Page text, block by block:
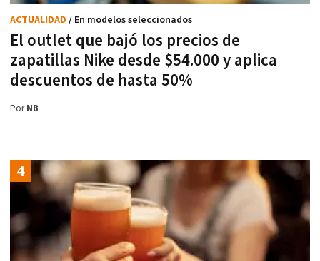
El outlet que bajó los precios de
zapatillas Nike desde $54.000 y aplica
descuentos de hasta 50%
ACTUALIDAD / En modelos seleccionados
PorNB